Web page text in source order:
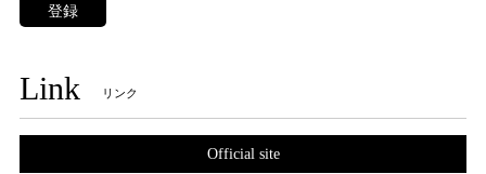
登録
Link リンク
Official site